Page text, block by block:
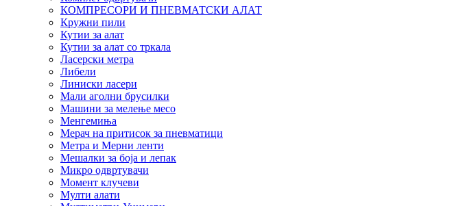
КОМПРЕСОРИ И ПНЕВМАТСКИ АЛАТ
Кружни пили
Кутии за алат
Кутии за алат со тркала
Ласерски метра
Либели
Линиски ласери
Мали аголни брусилки
Машини за мелење месо
Менгемиња
Мерач на притисок за пневматици
Метра и Мерни ленти
Мешалки за боја и лепак
Микро одвртувачи
Момент клучеви
Мулти алати